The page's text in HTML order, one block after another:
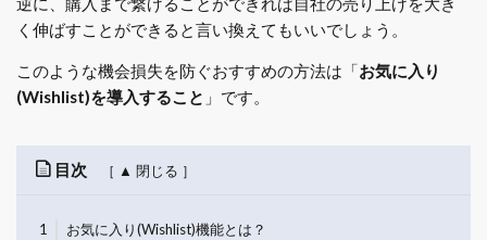
く伸ばすことができると言い換えてもいいでしょう。
このような機会損失を防ぐおすすめの方法は「お気に入り
(Wishlist)を導入すること 」です。
目次
1
お気に入り(Wishlist)機能とは？